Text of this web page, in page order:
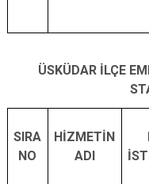
ÜSKÜDAR İLÇE
SIRA
NO
HİZMETİN
ADI